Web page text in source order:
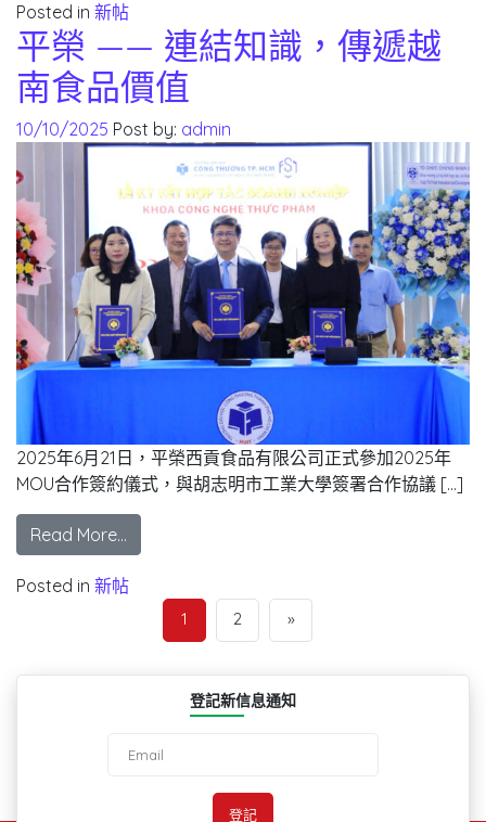
Posted in 新帖
平榮 —— 連結知識，傳遞越
南食品價值
10/10/2025 Post by: admin
2025年6月21日，平榮西貢食品有限公司正式參加2025年
MOU合作簽約儀式，與胡志明市工業大學簽署合作協議 […]
Read More…
Posted in 新帖
1 2 »
登記新信息通知